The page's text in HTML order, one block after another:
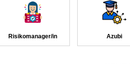
Risikomanager/in Azubi